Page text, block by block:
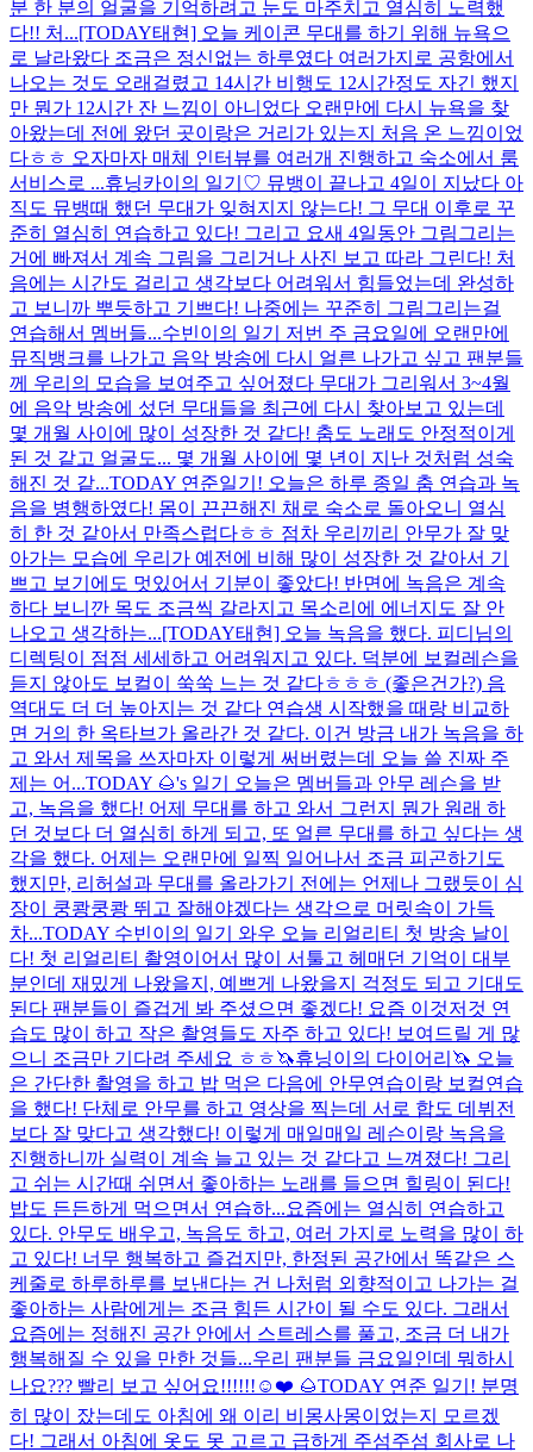
분 한 분의 얼굴을 기억하려고 눈도 마주치고 열심히 노력했
다!! 처...[TODAY태현] 오늘 케이콘 무대를 하기 위해 뉴욕으
로 날라왔다 조금은 정신없는 하루였다 여러가지로 공항에서
나오는 것도 오래걸렸고 14시간 비행도 12시간정도 자긴 했지
만 뭔가 12시간 잔 느낌이 아니었다 오랜만에 다시 뉴욕을 찾
아왔는데 전에 왔던 곳이랑은 거리가 있는지 처음 온 느낌이었
다ㅎㅎ 오자마자 매체 인터뷰를 여러개 진행하고 숙소에서 룸
서비스로 ...휴닝카이의 일기♡ 뮤뱅이 끝나고 4일이 지났다 아
직도 뮤뱅때 했던 무대가 잊혀지지 않는다! 그 무대 이후로 꾸
준히 열심히 연습하고 있다! 그리고 요새 4일동안 그림그리는
거에 빠져서 계속 그림을 그리거나 사진 보고 따라 그린다! 처
음에는 시간도 걸리고 생각보다 어려워서 힘들었는데 완성하
고 보니까 뿌듯하고 기쁘다! 나중에는 꾸준히 그림그리는걸
연습해서 멤버들...수빈이의 일기 저번 주 금요일에 오랜만에
뮤직뱅크를 나가고 음악 방송에 다시 얼른 나가고 싶고 팬분들
께 우리의 모습을 보여주고 싶어졌다 무대가 그리워서 3~4월
에 음악 방송에 섰던 무대들을 최근에 다시 찾아보고 있는데
몇 개월 사이에 많이 성장한 것 같다! 춤도 노래도 안정적이게
된 것 같고 얼굴도... 몇 개월 사이에 몇 년이 지난 것처럼 성숙
해진 것 같...TODAY 연준일기! 오늘은 하루 종일 춤 연습과 녹
음을 병행하였다! 몸이 끈끈해진 채로 숙소로 돌아오니 열심
히 한 것 같아서 만족스럽다ㅎㅎ 점차 우리끼리 안무가 잘 맞
아가는 모습에 우리가 예전에 비해 많이 성장한 것 같아서 기
쁘고 보기에도 멋있어서 기분이 좋았다! 반면에 녹음은 계속
하다 보니깐 목도 조금씩 갈라지고 목소리에 에너지도 잘 안
나오고 생각하는...[TODAY태현] 오늘 녹음을 했다. 피디님의
디렉팅이 점점 세세하고 어려워지고 있다. 덕분에 보컬레슨을
듣지 않아도 보컬이 쑥쑥 느는 것 같다ㅎㅎㅎ (좋은건가?) 음
역대도 더 더 높아지는 것 같다 연습생 시작했을 때랑 비교하
면 거의 한 옥타브가 올라간 것 같다. 이건 방금 내가 녹음을 하
고 와서 제목을 쓰자마자 이렇게 써버렸는데 오늘 쓸 진짜 주
제는 어...TODAY 🌰's 일기 오늘은 멤버들과 안무 레슨을 받
고, 녹음을 했다! 어제 무대를 하고 와서 그런지 뭔가 원래 하
던 것보다 더 열심히 하게 되고, 또 얼른 무대를 하고 싶다는 생
각을 했다. 어제는 오랜만에 일찍 일어나서 조금 피곤하기도
했지만, 리허설과 무대를 올라가기 전에는 언제나 그랬듯이 심
장이 쿵쾅쿵쾅 뛰고 잘해야겠다는 생각으로 머릿속이 가득
차...TODAY 수빈이의 일기 와우 오늘 리얼리티 첫 방송 날이
다! 첫 리얼리티 촬영이어서 많이 서툴고 헤매던 기억이 대부
분인데 재밌게 나왔을지, 예쁘게 나왔을지 걱정도 되고 기대도
된다 팬분들이 즐겁게 봐 주셨으면 좋겠다! 요즘 이것저것 연
습도 많이 하고 작은 촬영들도 자주 하고 있다! 보여드릴 게 많
으니 조금만 기다려 주세요 ㅎㅎ🦄휴닝이의 다이어리🦄 오늘
은 간단한 촬영을 하고 밥 먹은 다음에 안무연습이랑 보컬연습
을 했다! 단체로 안무를 하고 영상을 찍는데 서로 합도 데뷔전
보다 잘 맞다고 생각했다! 이렇게 매일매일 레슨이랑 녹음을
진행하니까 실력이 계속 늘고 있는 것 같다고 느껴졌다! 그리
고 쉬는 시간때 쉬면서 좋아하는 노래를 들으면 힐링이 된다!
밥도 든든하게 먹으면서 연습하...요즘에는 열심히 연습하고
있다. 안무도 배우고, 녹음도 하고, 여러 가지로 노력을 많이 하
고 있다! 너무 행복하고 즐겁지만, 한정된 공간에서 똑같은 스
케줄로 하루하루를 보낸다는 건 나처럼 외향적이고 나가는 걸
좋아하는 사람에게는 조금 힘든 시간이 될 수도 있다. 그래서
요즘에는 정해진 공간 안에서 스트레스를 풀고, 조금 더 내가
행복해질 수 있을 만한 것들...우리 팬분들 금요일인데 뭐하시
나요??? 빨리 보고 싶어요!!!!!!☺️❤️ 🌰TODAY 연준 일기! 분명
히 많이 잤는데도 아침에 왜 이리 비몽사몽이었는지 모르겠
다! 그래서 아침에 옷도 못 고르고 급하게 주섬주섬 회사로 나